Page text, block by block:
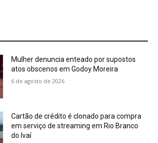
Mulher denuncia enteado por supostos
atos obscenos em Godoy Moreira
6 de agosto de 2026
Cartão de crédito é clonado para compra
em serviço de streaming em Rio Branco
do Ivaí